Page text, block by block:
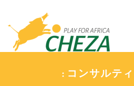
: コンサルテ